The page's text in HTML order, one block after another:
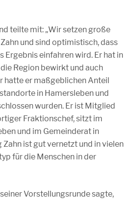
teilte mit: „Wir setzen große
und sind optimistisch, dass
Ergebnis einfahren wird. Er hat in
Region bewirkt und auch
hatte er maßgeblichen Anteil
in Hamersleben und
wurden. Er ist Mitglied
Fraktionschef, sitzt im
und im Gemeinderat in
ist gut vernetzt und in vielen
für die Menschen in der
Vorstellungsrunde sagte,